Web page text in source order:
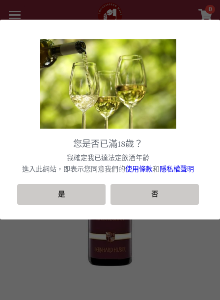
0
商品
所有商品分類
甜酒
黎巴嫩 Lebanon
紅酒 red wine
白酒 white wine
美國｜頂級膜拜酒
美國｜進階選酒
紅酒 red wine
白酒 white wine
匈牙利 Hungary
精選白酒 white wine
阿根廷 Argentina
阿根廷｜日常選酒
紅酒 red wine
紐西蘭｜日常選酒
白酒 white wine
澳洲 ｜收藏級珍藏
舊世界
法國
法國｜日常選酒
法國｜收藏級珍藏
勃根地
勃根地｜日常選酒
勃根地｜進階選酒
勃根地｜收藏級珍藏
波爾多列級酒｜常規
波爾多列級酒｜頂級珍藏
波爾多｜收藏級
西班牙
西班牙｜日常選酒
德國｜精選紅酒
義大利｜日常選酒
義大利｜進階選酒
匈牙利｜甜酒
新世界
美國
美國｜日常選酒
美國｜進階選酒
美國｜頂級膜拜酒
智利｜日常選酒
智利｜進階選酒
阿根廷
阿根廷｜日常選酒
澳洲｜收藏級珍藏
黎巴嫩｜精選白酒
黎巴嫩｜精選紅酒
香檳氣泡酒
香檳｜日常選酒
香檳｜進階選酒
香檳｜收藏級珍藏
VIP快訊
×
商品分類
精選白酒 white wine
紅酒 red wine
白酒 white wine
波爾多日常選酒
波爾多收藏級選酒
波爾多列級酒｜頂級珍藏
勃根地｜進階選酒
您是否已滿18歲？
我確定我已達法定飲酒年齡
進入此網站，即表示您同意我們的使用條款和 隱私權聲明
是 否